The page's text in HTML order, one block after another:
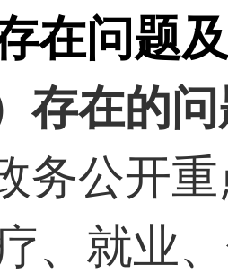
在问题
存在的
务公开
、就业